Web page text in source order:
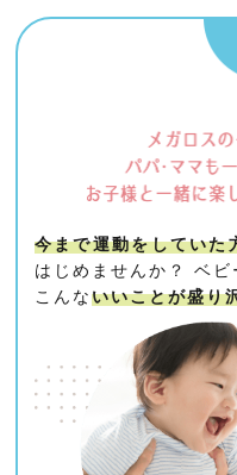
今まで運動をしていた
はじめませんか？
ベビ
こんないいことが盛り